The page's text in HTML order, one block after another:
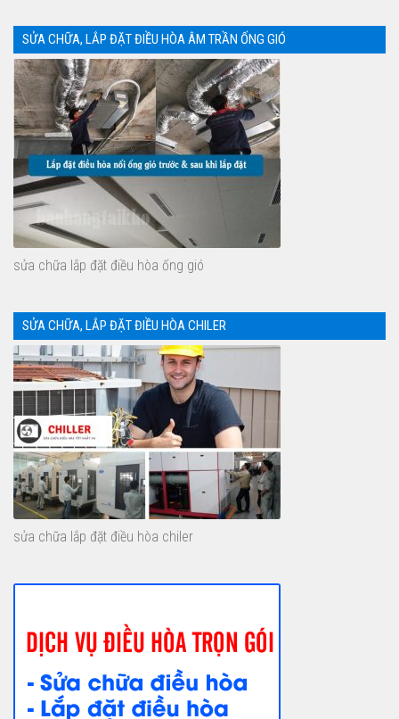
SỬA CHỮA, LẮP ĐẶT ĐIỀU HÒA ÂM TRẦN ỐNG GIÓ
sửa chữa lắp đặt điều hòa ống gió
SỬA CHỮA, LẮP ĐẶT ĐIỀU HÒA CHILER
sửa chữa lắp đặt điều hòa chiler